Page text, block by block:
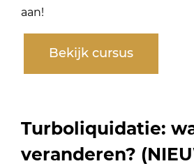
aan!
Bekijk cursus
Turboliquidatie:
veranderen?